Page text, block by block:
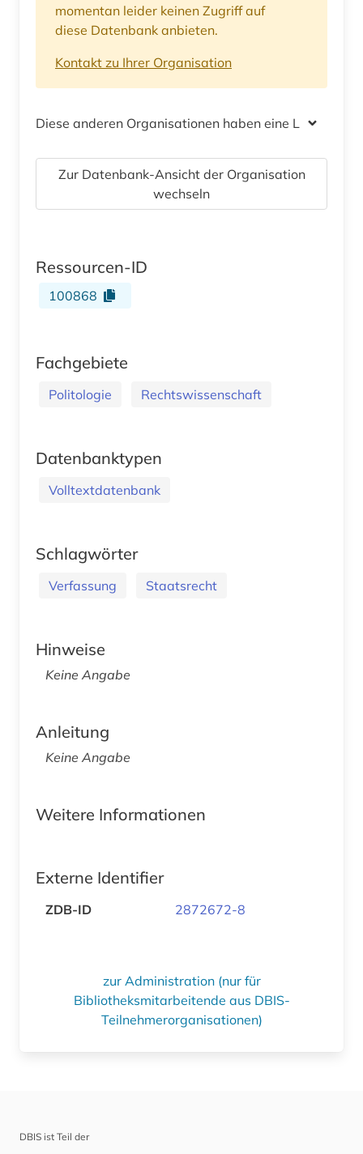
momentan leider keinen Zugriff auf
diese Datenbank anbieten.
Kontakt zu Ihrer Organisation
Diese anderen Organisationen haben eine Lizenz
Zur Datenbank-Ansicht der Organisation
wechseln
Ressourcen-ID
100868
Fachgebiete
Politologie Rechtswissenschaft
Datenbanktypen
Volltextdatenbank
Schlagwörter
Verfassung Staatsrecht
Hinweise
Keine Angabe
Anleitung
Keine Angabe
Weitere Informationen
Externe Identifier
ZDB-ID 2872672-8
zur Administration (nur für
Bibliotheksmitarbeitende aus DBIS-
Teilnehmerorganisationen)
DBIS ist Teil der